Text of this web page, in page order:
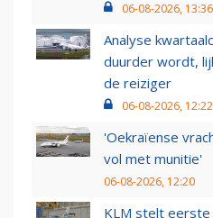
06-08-2026, 13:36
Analyse
duurder wordt,
de reiziger
06-08-2026, 12:22
'Oekraïense
vol met munitie'
06-08-2026, 12:20
KLM stelt